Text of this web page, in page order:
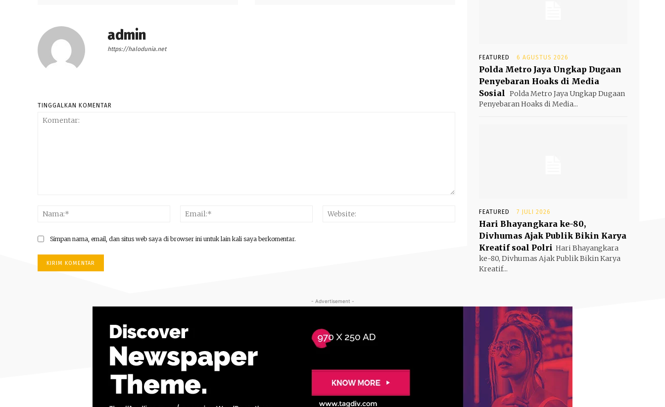
admin
https://halodunia.net
TINGGALKAN KOMENTAR
Nama:*
Email:* Website:
Simpan nama, email, dan situs web saya di browser ini untuk lain kali saya berkomentar.
FEATURED 6 AGUSTUS 2026
Polda Metro Jaya Ungkap Dugaan
Penyebaran Hoaks di Media
Sosial Polda Metro Jaya Ungkap Dugaan
Penyebaran Hoaks di Media...
FEATURED 7 JULI 2026
Hari Bhayangkara ke-80,
Divhumas Ajak Publik Bikin Karya
Kreatif soal Polri Hari Bhayangkara
ke-80, Divhumas Ajak Publik Bikin Karya
Kreatif...
- Advertisement -